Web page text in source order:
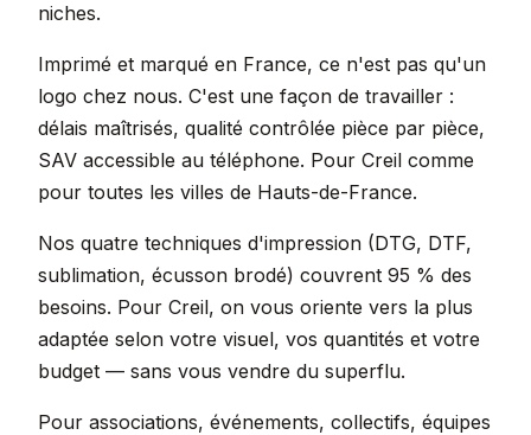
niches.
Imprimé et marqué en France, ce n'est pas qu'un
logo chez nous. C'est une façon de travailler :
délais maîtrisés, qualité contrôlée pièce par pièce,
SAV accessible au téléphone. Pour Creil comme
pour toutes les villes de Hauts-de-France.
Nos quatre techniques d'impression (DTG, DTF,
sublimation, écusson brodé) couvrent 95 % des
besoins. Pour Creil, on vous oriente vers la plus
adaptée selon votre visuel, vos quantités et votre
budget — sans vous vendre du superflu.
Pour associations, événements, collectifs, équipes